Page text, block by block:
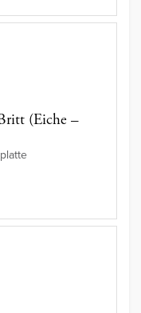
(Eiche –